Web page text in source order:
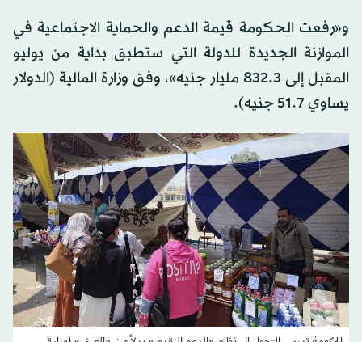
و«رفعت الحكومة قيمة الدعم والحماية الاجتماعية في
الموازنة الجديدة للدولة التي ستطبق بداية من يوليو
المقبل إلى 832.3 مليار جنيه»، وفق وزارة المالية (الدولار
يساوي 51.7 جنيه).